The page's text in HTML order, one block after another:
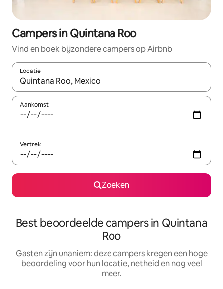
Campers in Quintana Roo
Vind en boek bijzondere campers op Airbnb
Locatie
Wanneer er resultaten beschikbaar zijn, maak je een keuze
Aankomst
Vertrek
Zoeken
Best beoordeelde campers in Quintana
Roo
Gasten zijn unaniem: deze campers kregen een hoge
beoordeling voor hun locatie, netheid en nog veel
meer.